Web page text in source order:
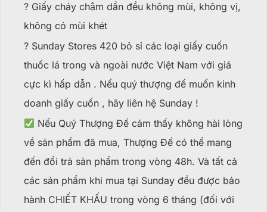
? Giấy cháy chậm dần đều không mùi, không vị,
không có mùi khét
? Sunday Stores 420 bỏ sỉ các loại giấy cuốn
thuốc lá trong và ngoài nước Việt Nam với giá
cực kì hấp dẫn . Nếu quý thượng đế muốn kinh
doanh giấy cuốn , hãy liên hệ Sunday !
Nếu Quý Thượng Đế cảm thấy không hài lòng
về sản phẩm đã mua, Thượng Đế có thể mang
đến đổi trả sản phẩm trong vòng 48h. Và tất cả
các sản phẩm khi mua tại Sunday đều được bảo
hành CHIẾT KHẤU trong vòng 6 tháng (đối với